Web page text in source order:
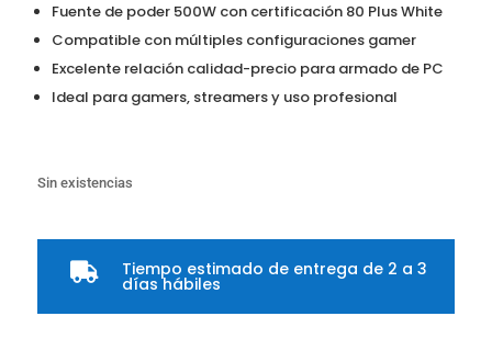
Fuente de poder 500W con certificación 80 Plus White
Compatible con múltiples configuraciones gamer
Excelente relación calidad-precio para armado de PC
Ideal para gamers, streamers y uso profesional
Sin existencias
 Tiempo estimado de entrega de 2 a 3
días hábiles